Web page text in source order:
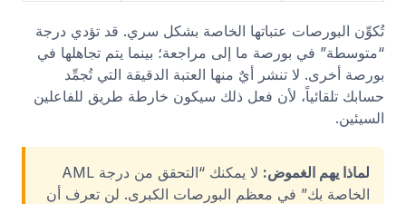
تُكوِّن البورصات عتباتها الخاصة بشكل سري. قد تؤدي درجة
“متوسطة” في بورصة ما إلى مراجعة؛ بينما يتم تجاهلها في
بورصة أخرى. لا تنشر أيٌ منها العتبة الدقيقة التي تُجمِّد
حسابك تلقائياً، لأن فعل ذلك سيكون خارطة طريق للفاعلين
السيئين.
لماذا يهم الغموض:
لا يمكنك “التحقق من درجة AML
الخاصة بك” في معظم البورصات الكبرى. لن تعرف أن